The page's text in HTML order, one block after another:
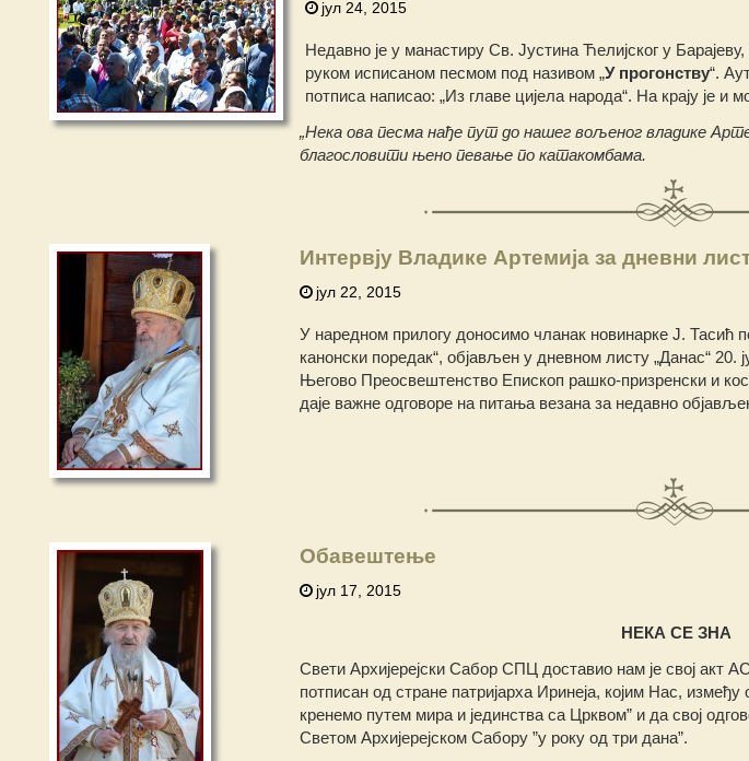
јул 24, 2015
Недавно је у манастиру Св. Јустина Ћелијског у
руком исписаном песмом под називом „У прогонству“.
потписа написао: „Из главе цијела народа“. На крају је и
„Нека ова песма нађе пут до нашег вољеног владике
благословити њено певање по катакомбама.
Интервју Владике Артемија за дневни
јул 22, 2015
У наредном прилогу доносимо чланак новинарке Ј. Тасић
канонски поредак“, објављен у дневном листу „Данас“ 20.
Његово Преосвештенство Епископ рашко-призренски и
даје важне одговоре на питања везана за недавно
Обавештење
јул 17, 2015
НЕКА СЕ ЗНА
Свети Архијерејски Сабор СПЦ доставио нам је свој акт
потписан од стране патријарха Иринеја, којим Нас, између
кренемо путем мира и јединства са Црквом” и да свој
Светом Архијерејском Сабору ”у року од три дана”.